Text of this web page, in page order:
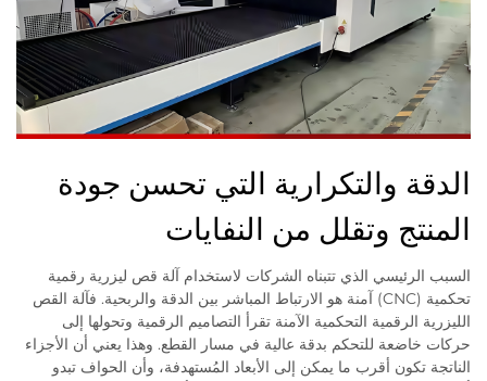
الدقة والتكرارية التي تحسن جودة
المنتج وتقلل من النفايات
السبب الرئيسي الذي تتبناه الشركات لاستخدام آلة قص ليزرية رقمية
تحكمية (CNC) آمنة هو الارتباط المباشر بين الدقة والربحية. فآلة القص
الليزرية الرقمية التحكمية الآمنة تقرأ التصاميم الرقمية وتحولها إلى
حركات خاضعة للتحكم بدقة عالية في مسار القطع. وهذا يعني أن الأجزاء
الناتجة تكون أقرب ما يمكن إلى الأبعاد المُستهدفة، وأن الحواف تبدو